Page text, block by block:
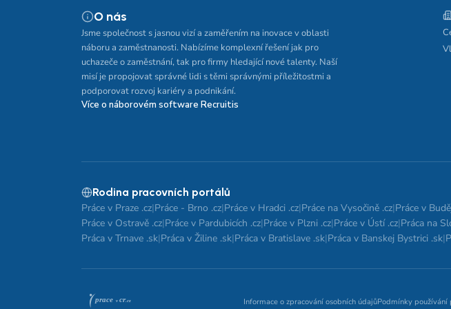
O nás
Jsme společnost s jasnou vizí a zaměřením na inovace v oblasti
náboru a zaměstnanosti. Nabízíme komplexní řešení jak pro
uchazeče o zaměstnání, tak pro firmy hledající nové talenty. Naší
misí je propojovat správné lidi s těmi správnými příležitostmi a
podporovat rozvoj kariéry a podnikání.
Více o náborovém software Recruitis
Rodina pracovních portálů
Práce v Praze .cz|Práce - Brno .cz|Práce v Hradci .cz|Práce na Vysočině .cz|Práce v
Práce v Ostravě .cz|Práce v Pardubicích .cz|Práce v Plzni .cz|Práce v Ústí .cz|Práca na
Práca v Trnave .sk|Práca v Žiline .sk|Práca v Bratislave .sk|Práca v Banskej Bystrici .sk|
Informace o zpracování osobních údajůPodmínky používání